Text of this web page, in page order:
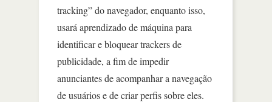
tracking” do navegador, enquanto isso,
usará aprendizado de máquina para
identificar e bloquear trackers de
publicidade, a fim de impedir
anunciantes de acompanhar a navegação
de usuários e de criar perfis sobre eles.